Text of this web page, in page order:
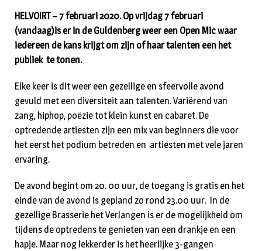
HELVOIRT – 7 februari 2020. Op vrijdag 7 februari
(vandaag)is er in de Guldenberg weer een Open Mic waar
iedereen de kans krijgt om zijn of haar talenten een het
publiek te tonen.
Elke keer is dit weer een gezellige en sfeervolle avond
gevuld met een diversiteit aan talenten. Variërend van
zang, hiphop, poëzie tot klein kunst en cabaret. De
optredende artiesten zijn een mix van beginners die voor
het eerst het podium betreden en artiesten met vele jaren
ervaring.
De avond begint om 20. 00 uur, de toegang is gratis en het
einde van de avond is gepland zo rond 23.00 uur. In de
gezellige Brasserie het Verlangen is er de mogelijkheid om
tijdens de optredens te genieten van een drankje en een
hapje. Maar nog lekkerder is het heerlijke 3-gangen